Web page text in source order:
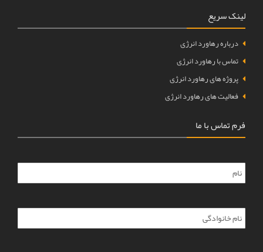
لینک سریع
درباره رهاورد انرژی
تماس با رهاورد انرژی
پروژه های رهاورد انرژی
فعالیت های رهاورد انرژی
فرم تماس با ما